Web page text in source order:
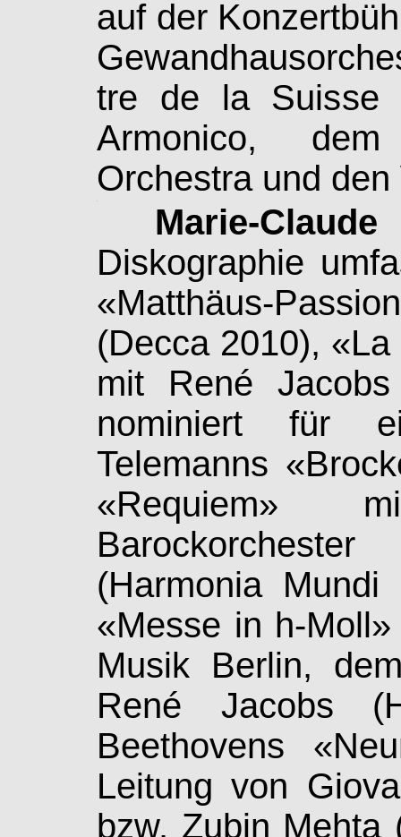
auf der
tre de la Suisse
Armonico,
Orchestra und
.
Marie-
Diskographie
«Matthäus-
(De­cca 2010),
mit René
nominiert für
Telemanns
«Requiem»
(Harmonia
«Messe in h-
Musik Berlin,
René Jacobs
Beethovens
Leitung von
bzw. Zubin Mehta